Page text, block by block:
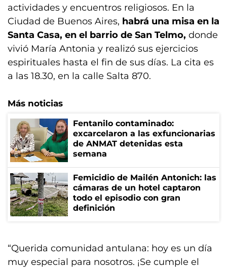
actividades y encuentros religiosos. En la
Ciudad de Buenos Aires, habrá una misa en la
Santa Casa, en el barrio de San Telmo, donde
vivió María Antonia y realizó sus ejercicios
espirituales hasta el fin de sus días. La cita es
a las 18.30, en la calle Salta 870.
Más noticias
Fentanilo contaminado:
excarcelaron a las exfuncionarias
de ANMAT detenidas esta
semana
Femicidio de Mailén Antonich: las
cámaras de un hotel captaron
todo el episodio con gran
definición
“Querida comunidad antulana: hoy es un día
muy especial para nosotros. ¡Se cumple el